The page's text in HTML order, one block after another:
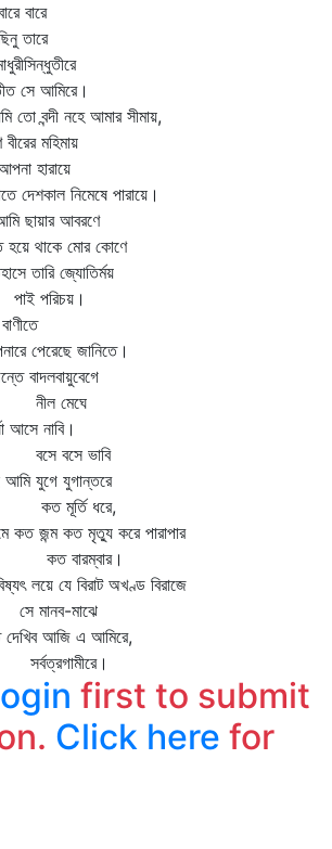
আমিরে।
বন্দী নহে আমার সীমায়,
মহিমায়
নিমেষে পারায়ে।
আবরণে
মোর কোণে
জ্যোতির্ময়
জানিতে।
ভাবি
যুগান্তরে
ধরে,
কত মৃত্যু করে পারাপার
বিরাট অখণ্ড বিরাজে
মাঝে
এ আমিরে,
first to submit
Click here for